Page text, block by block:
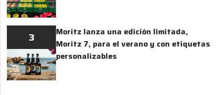
3
Moritz lanza una edición limitada,
Moritz 7, para el verano y con etiquetas
personalizables